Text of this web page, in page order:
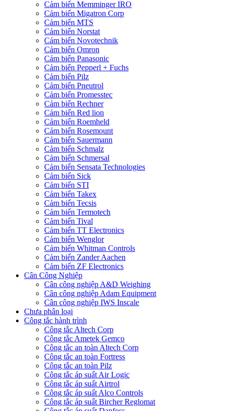
Cảm biến Memminger IRO
Cảm biến Migatron Corp
Cảm biến MTS
Cảm biến Norstat
Cảm biến Novotechnik
Cảm biến Omron
Cảm biến Panasonic
Cảm biến Pepperl + Fuchs
Cảm biến Pilz
Cảm biến Pneutrol
Cảm biến Promesstec
Cảm biến Rechner
Cảm biến Red lion
Cảm biến Roemheld
Cảm biến Rosemount
Cảm biến Sauermann
Cảm biến Schmalz
Cảm biến Schmersal
Cảm biến Sensata Technologies
Cảm biến Sick
Cảm biến STI
Cảm biến Takex
Cảm biến Tecsis
Cảm biến Termotech
Cảm biến Tival
Cảm biến TT Electronics
Cảm biến Wenglor
Cảm biến Whitman Controls
Cảm biến Zander Aachen
Cảm biến ZF Electronics
Cân Công Nghiệp
Cân công nghiệp A&D Weighing
Cân công nghiệp Adam Equipment
Cân công nghiệp IWS Inscale
Chưa phân loại
Công tắc hành trình
Công tắc Altech Corp
Công tắc Ametek Gemco
Công tắc an toàn Altech Corp
Công tắc an toàn Fortress
Công tắc an toàn Pilz
Công tắc áp suất Air Logic
Công tắc áp suất Airtrol
Công tắc áp suất Alco Controls
Công tắc áp suất Bircher Reglomat